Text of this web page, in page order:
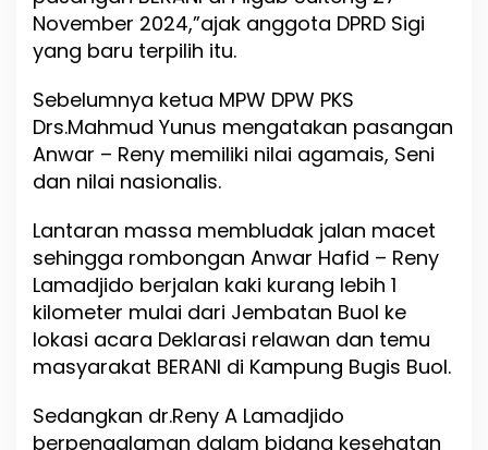
November 2024,”ajak anggota DPRD Sigi
yang baru terpilih itu.
Sebelumnya ketua MPW DPW PKS
Drs.Mahmud Yunus mengatakan pasangan
Anwar – Reny memiliki nilai agamais, Seni
dan nilai nasionalis.
Lantaran massa membludak jalan macet
sehingga rombongan Anwar Hafid – Reny
Lamadjido berjalan kaki kurang lebih 1
kilometer mulai dari Jembatan Buol ke
lokasi acara Deklarasi relawan dan temu
masyarakat BERANI di Kampung Bugis Buol.
Sedangkan dr.Reny A Lamadjido
berpengalaman dalam bidang kesehatan